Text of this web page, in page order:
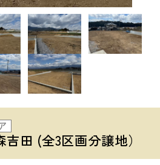
田 (全3区画分譲地）